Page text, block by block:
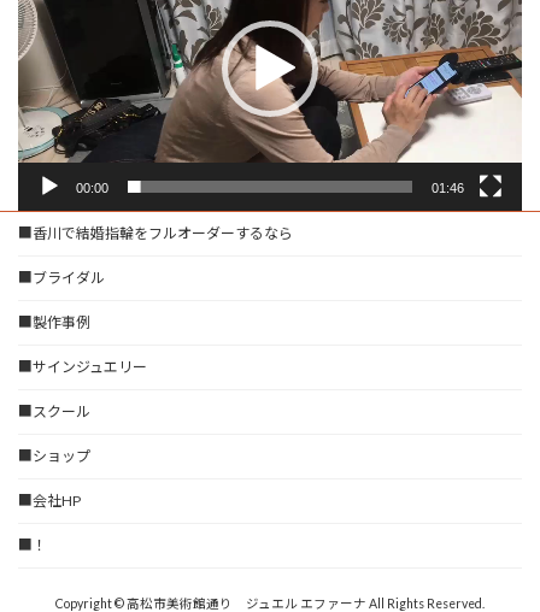
レ
ー
ヤ
00:00 01:46
■香川で結婚指輪をフルオーダーするなら
■ブライダル
■製作事例
■サインジュエリー
■スクール
■ショップ
■会社HP
■！
Copyright © 高松市美術館通り ジュエル エファーナ All Rights Reserved.